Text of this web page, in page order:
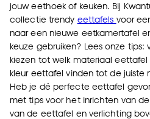
jouw eethoek of keuken. Bij
collectie trendy eettafels voor
naar een nieuwe eetkamertafel
keuze gebruiken? Lees onze
kiezen tot welk materiaal eettafel
kleur eettafel vinden tot de
Heb je dé perfecte eettafel
met tips voor het inrichten van
van de eettafel en verlichting